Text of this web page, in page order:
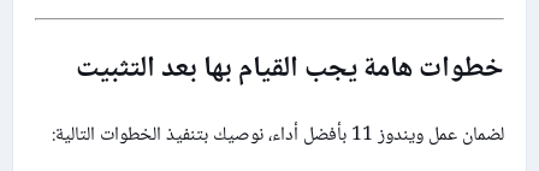
خطوات هامة يجب القيام بها بعد التثبيت
لضمان عمل ويندوز 11 بأفضل أداء، نوصيك بتنفيذ الخطوات التالية: